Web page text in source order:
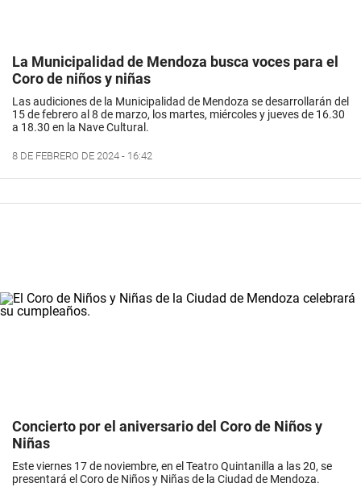
La Municipalidad de Mendoza busca voces para el
Coro de niños y niñas
Las audiciones de la Municipalidad de Mendoza se desarrollarán del
15 de febrero al 8 de marzo, los martes, miércoles y jueves de 16.30
a 18.30 en la Nave Cultural.
8 DE FEBRERO DE 2024 - 16:42
Concierto por el aniversario del Coro de Niños y
Niñas
Este viernes 17 de noviembre, en el Teatro Quintanilla a las 20, se
presentará el Coro de Niños y Niñas de la Ciudad de Mendoza.